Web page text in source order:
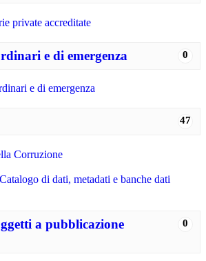
private accreditate
0
e di emergenza
e di emergenza
47
Corruzione
di dati, metadati e banche dati
0
a pubblicazione